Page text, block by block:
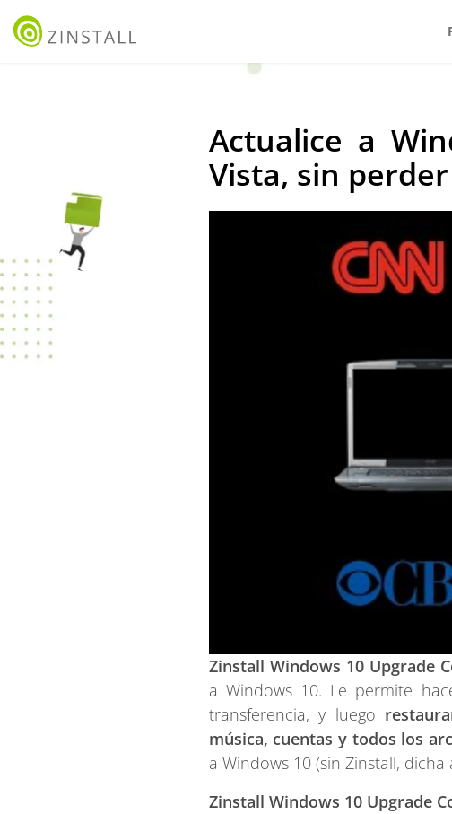
Actualice a
Vista, sin
Zinstall Windows 10 Upgrade
a Windows 10. Le permite
transferencia, y luego
música, cuentas y todos los
a Windows 10 (sin Zinstall,
Zinstall Windows 10 Upgrade